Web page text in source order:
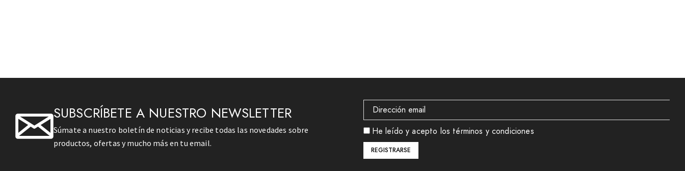
SUBSCRÍBETE A NUESTRO NEWSLETTER
Súmate a nuestro boletín de noticias y recibe todas las novedades sobre
productos, ofertas y mucho más en tu email.
He leído y acepto los términos y condiciones